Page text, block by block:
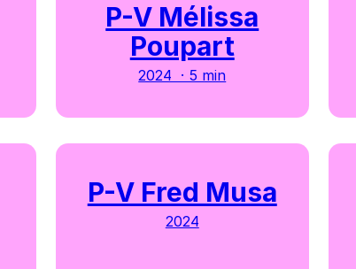
P-V Mélissa
Poupart
2024 · 5 min
P-V Fred Musa
2024